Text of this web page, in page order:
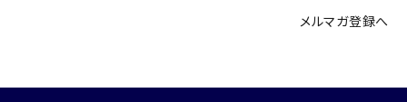
メルマガ登録へ